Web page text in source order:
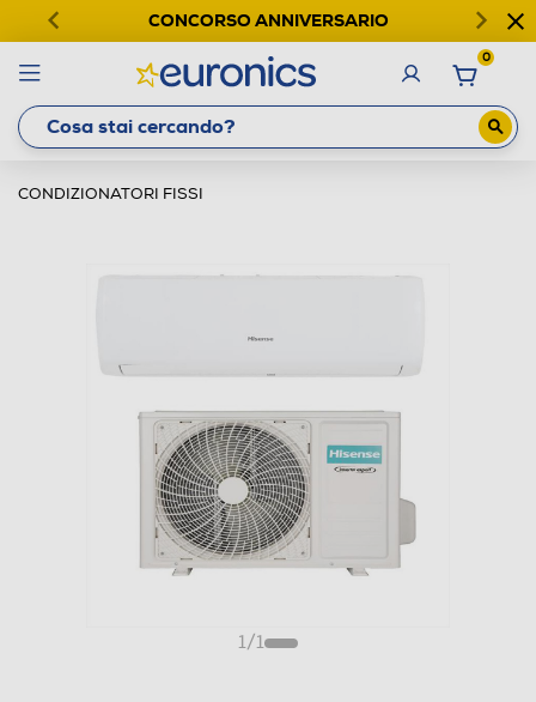
CONCORSO ANNIVERSARIO
0
CONDIZIONATORI FISSI
1/1